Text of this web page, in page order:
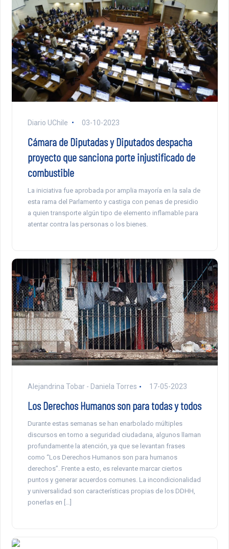
Diario UChile 03-10-2023
Cámara de Diputadas y Diputados despacha
proyecto que sanciona porte injustificado de
combustible
La iniciativa fue aprobada por amplia mayoría en la sala de
esta rama del Parlamento y castiga con penas de presidio
a quien transporte algún tipo de elemento inflamable para
atentar contra las personas o los bienes.
Alejandrina Tobar - Daniela Torres 17-05-2023
Los Derechos Humanos son para todas y todos
Durante estas semanas se han enarbolado múltiples
discursos en torno a seguridad ciudadana, algunos llaman
profundamente la atención, ya que se levantan frases
como “Los Derechos Humanos son para humanos
derechos”. Frente a esto, es relevante marcar ciertos
puntos y generar acuerdos comunes. La incondicionalidad
y universalidad son características propias de los DDHH,
ponerlas en […]